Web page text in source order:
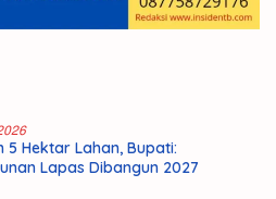
5 Hektar Lahan, Bupati:
Lapas Dibangun 2027